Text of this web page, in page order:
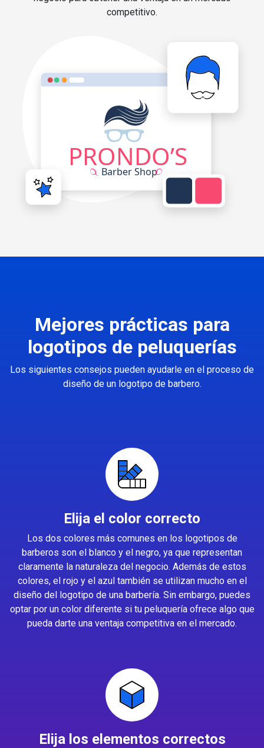
competitivo.
Mejores prácticas para
logotipos de peluquerías
Los siguientes consejos pueden ayudarle en el proceso de
diseño de un logotipo de barbero.
Elija el color correcto
Los dos colores más comunes en los logotipos de
barberos son el blanco y el negro, ya que representan
claramente la naturaleza del negocio. Además de estos
colores, el rojo y el azul también se utilizan mucho en el
diseño del logotipo de una barbería. Sin embargo, puedes
optar por un color diferente si tu peluquería ofrece algo que
pueda darte una ventaja competitiva en el mercado.
Elija los elementos correctos